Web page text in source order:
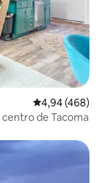
4,94 de uma
4,94 (468)
de Tacoma